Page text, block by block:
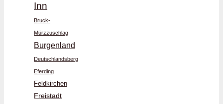
Inn
Bruck-
Mürzzuschlag
Burgenland
Deutschlandsberg
Eferding
Feldkirchen
Freistadt